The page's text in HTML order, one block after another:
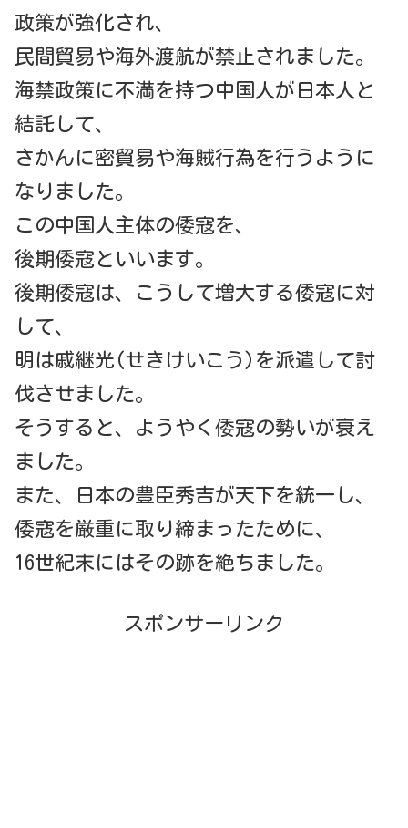
政策が強化され、
民間貿易や海外渡航が禁止されました。
海禁政策に不満を持つ中国人が日本人と
結託して、
さかんに密貿易や海賊行為を行うように
なりました。
この中国人主体の倭寇を、
後期倭寇といいます。
後期倭寇は、こうして増大する倭寇に対
して、
明は戚継光(せきけいこう)を派遣して討
伐させました。
そうすると、ようやく倭寇の勢いが衰え
ました。
また、日本の豊臣秀吉が天下を統一し、
倭寇を厳重に取り締まったために、
16世紀末にはその跡を絶ちました。
スポンサーリンク